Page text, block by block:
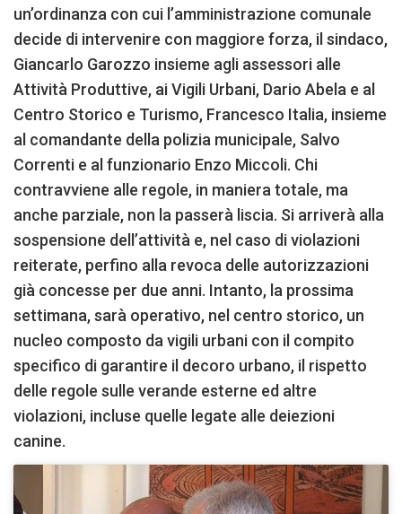
un’ordinanza con cui l’amministrazione comunale
decide di intervenire con maggiore forza, il sindaco,
Giancarlo Garozzo insieme agli assessori alle
Attività Produttive, ai Vigili Urbani, Dario Abela e al
Centro Storico e Turismo, Francesco Italia, insieme
al comandante della polizia municipale, Salvo
Correnti e al funzionario Enzo Miccoli. Chi
contravviene alle regole, in maniera totale, ma
anche parziale, non la passerà liscia. Si arriverà alla
sospensione dell’attività e, nel caso di violazioni
reiterate, perfino alla revoca delle autorizzazioni
già concesse per due anni. Intanto, la prossima
settimana, sarà operativo, nel centro storico, un
nucleo composto da vigili urbani con il compito
specifico di garantire il decoro urbano, il rispetto
delle regole sulle verande esterne ed altre
violazioni, incluse quelle legate alle deiezioni
canine.